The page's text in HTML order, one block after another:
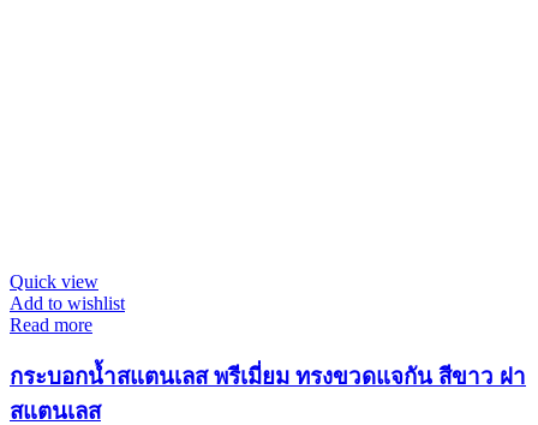
Quick view
Add to wishlist
Read more
กระบอกน้ำสแตนเลส พรีเมี่ยม ทรงขวดแจกัน สีขาว ฝา
สแตนเลส